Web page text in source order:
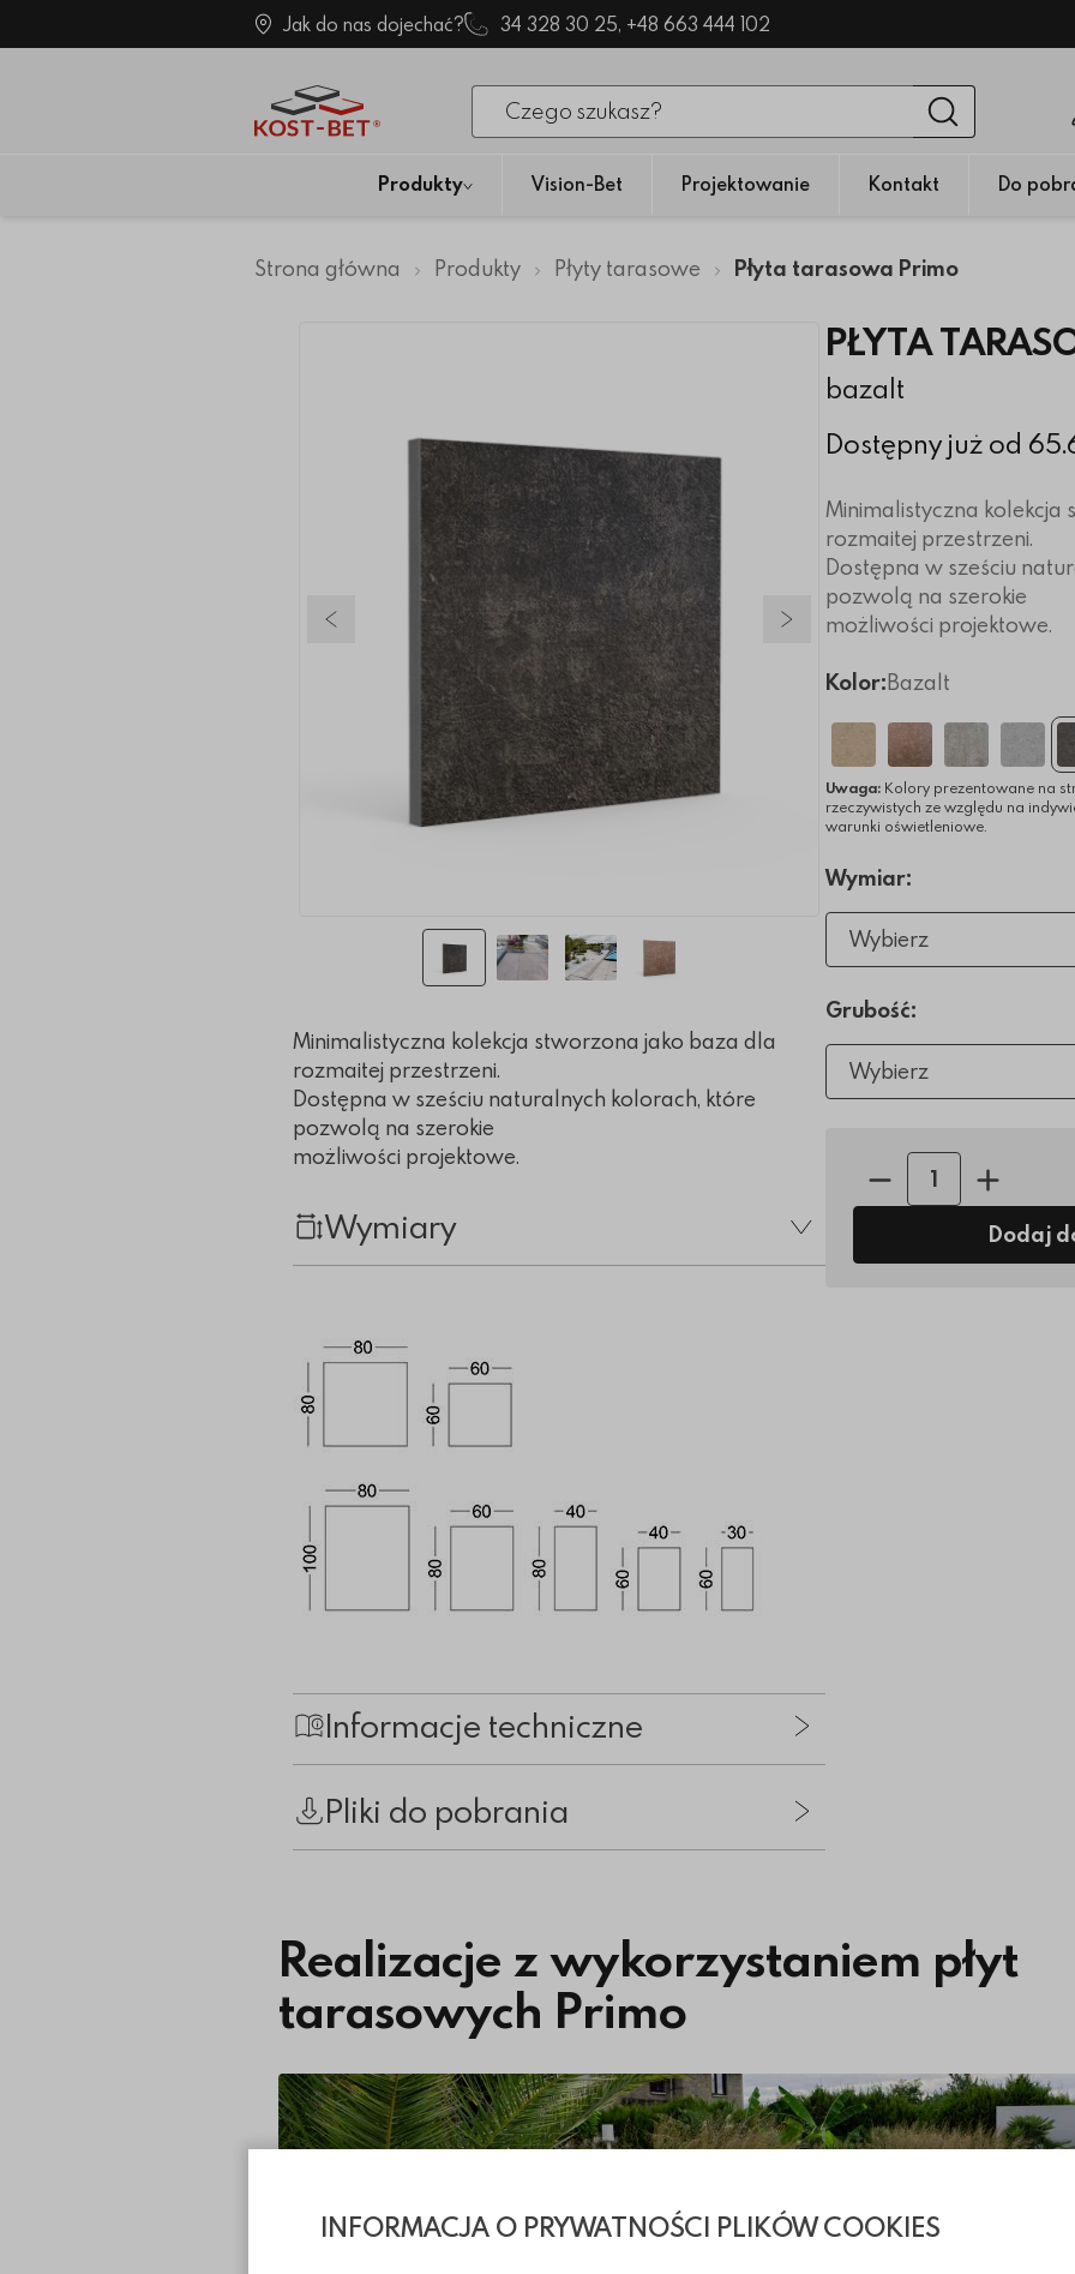
INFORMACJA O PRYWATNOŚCI PLIKÓW COOKIES
Jak do nas dojechać? 34 328 30 25, +48 663 444 102
Po kliknięciu przycisku fraza zostanie wyszukana
Wyszukaj
Produkty Vision-Bet Projektowanie Kontakt Do
Strona główna Produkty Płyty tarasowe Płyta tarasowa Primo
PŁYTA
bazalt
Dostępny już od
Minimalistyczna
rozmaitej przestrzeni.
Dostępna w sześciu
pozwolą na szerokie
możliwości projektowe.
Kolor:Bazalt
Uwaga: Kolory prezentowane na
rzeczywistych ze względu na
warunki oświetleniowe.
Wymiar:
Wybierz
Grubość:
Wybierz
Ilość sztuk:
Dodaj
Poprzedni slajd Następny slajd
Minimalistyczna kolekcja stworzona jako baza dla
rozmaitej przestrzeni.
Dostępna w sześciu naturalnych kolorach, które
pozwolą na szerokie
możliwości projektowe.
Wymiary
Informacje techniczne
Pliki do pobrania
Realizacje z wykorzystaniem płyt
tarasowych Primo